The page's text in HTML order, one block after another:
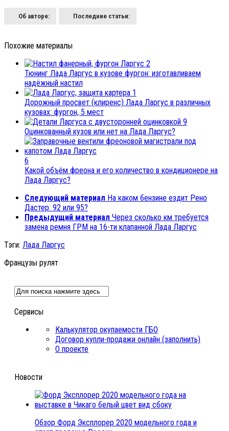
Об авторе: Последние статьи:
Похожие материалы
2
Тюнинг Лада Ларгус в кузове фургон: изготавливаем
надёжный настил
1
Дорожный просвет (клиренс) Лада Ларгус в различных
кузовах: фургон, 5 мест
9
Оцинкованный кузов или нет на Лада Ларгус?
6
Какой объём фреона и его количество в кондиционере на
Лада Ларгус?
Следующий материал На каком бензине ездит Рено
Дастер: 92 или 95?
Предыдущий материал Через сколько км требуется
замена ремня ГРМ на 16-ти клапанной Лада Ларгус
Тэги: Лада Ларгус
Французы рулят
Сервисы
Калькулятор окупаемости ГБО
Договор купли-продажи онлайн (заполнить)
О проекте
Новости
Обзор Форд Эксплорер 2020 модельного года и